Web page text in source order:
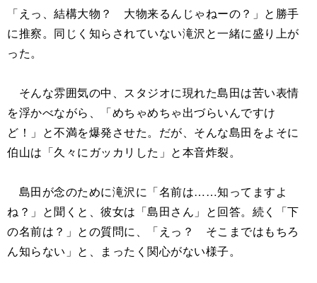
「えっ、結構大物？ 大物来るんじゃねーの？」と勝手
に推察。同じく知らされていない滝沢と一緒に盛り上が
った。
そんな雰囲気の中、スタジオに現れた島田は苦い表情
を浮かべながら、「めちゃめちゃ出づらいんですけ
ど！」と不満を爆発させた。だが、そんな島田をよそに
伯山は「久々にガッカリした」と本音炸裂。
島田が念のために滝沢に「名前は……知ってますよ
ね？」と聞くと、彼女は「島田さん」と回答。続く「下
の名前は？」との質問に、「えっ？ そこまではもちろ
ん知らない」と、まったく関心がない様子。